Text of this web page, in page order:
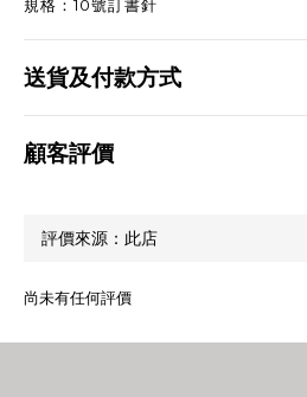
規格：10號訂書針
送貨及付款方式
顧客評價
尚未有任何評價